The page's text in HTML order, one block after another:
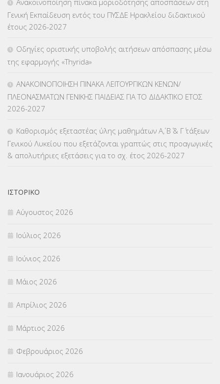
ΚΠγ – ΚΡΑΤΙΚΟ ΠΙΣΤΟΠΟΙΗΤΙΚΟ ΓΛΩΣΣΟΜΑΘΕΙΑΣ(135)
ΚΠπ- ΚΡΑΤΙΚΟ ΠΙΣΤΟΠΟΙΗΤΙΚΟ ΠΛΗΡΟΦΟΡΙΚΗΣ
ΛΟΙΠΑ(309)
ΜΕΤΑΘΕΣΕΙΣ-ΤΟΠΟΘΕΤΗΣΕΙΣ ΒΕΛΤΙΩΣΕΙΣ(319)
ΜΕΤΑΦΟΡΑ ΜΑΘΗΤΩΝ(3)
ΟΙΚΟΝΟΜΙΚΑ ΘΕΜΑΤΑ
Π.Ε.Κ. ΗΡΑΚΛΕΙΟΥ
ΠΑΝΕΛΛΑΔΙΚΕΣ ΕΞΕΤΑΣΕΙΣ
ΠΡΟΚΗΡΥΞΕΙΣ
ΣΕΜΙΝΑΡΙΑ – ΗΜΕΡΙΔΕΣ
ΣΕΠ(50)
ΣΤΕΛΕΧΗ (360)
ΣΥΜΒΟΥΛΕΥΤΙΚΟΣ ΣΤΑΘΜΟΣ ΝΕΩΝ
ΣΥΝΤΑΞΕΙΣ(12)
Ανακοινοποίηση πίνακα μοριοδότησης αποσπάσεων στη
Γενική Εκπαίδευση εντός του ΠΥΣΔΕ Ηρακλείου διδακτικού
έτους 2026-2027
Οδηγίες οριστικής υποβολής αιτήσεων απόσπασης μέσω
της εφαρμογής «Thyrida»
ΑΝΑΚΟΙΝΟΠΟΙΗΣΗ ΠΙΝΑΚΑ ΛΕΙΤΟΥΡΓΙΚΩΝ ΚΕΝΩΝ/
ΠΛΕΟΝΑΣΜΑΤΩΝ ΓΕΝΙΚΗΣ ΠΑΙΔΕΙΑΣ ΓΙΑ ΤΟ ΔΙΔΑΚΤΙΚΟ ΕΤΟΣ
2026-2027
Καθορισμός εξεταστέας ύλης μαθημάτων Α΄, Β΄ & Γ΄ τάξεων
Γενικού Λυκείου που εξετάζονται γραπτώς στις προαγωγικές
& απολυτήριες εξετάσεις για το σχ. έτος 2026-2027
ΙΣΤΟΡΙΚΌ
Αύγουστος 2026
Ιούλιος 2026
Ιούνιος 2026
Μάιος 2026
Απρίλιος 2026
Μάρτιος 2026
Φεβρουάριος 2026
Ιανουάριος 2026